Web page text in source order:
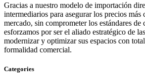
Gracias a nuestro modelo de importación
intermediarios para asegurar los precios más
mercado, sin comprometer los estándares de
esforzamos por ser el aliado estratégico de
modernizar y optimizar sus espacios con
formalidad comercial.
Categories